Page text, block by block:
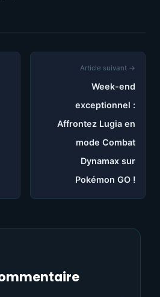
Article suivant →
Week-end
exceptionnel :
Affrontez Lugia en
mode Combat
Dynamax sur
Pokémon GO !